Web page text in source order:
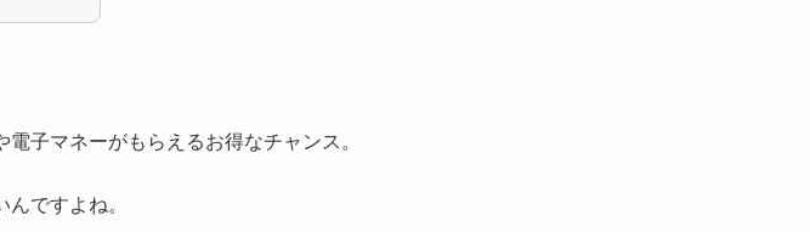
子マネーがもらえるお得なチャンス。
ですよね。